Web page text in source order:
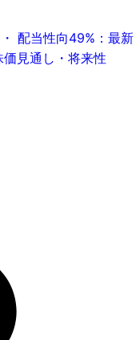
配当性向49%：最新
見通し・将来性